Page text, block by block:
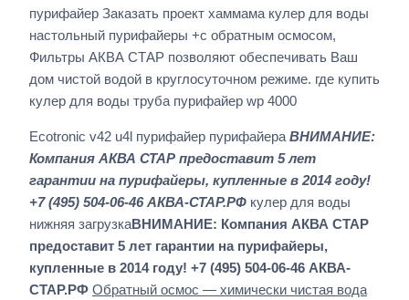
пурифайер Заказать проект хаммама кулер для воды
настольный пурифайеры +с обратным осмосом,
Фильтры АКВА СТАР позволяют обеспечивать Ваш
дом чистой водой в круглосуточном режиме. где купить
кулер для воды труба пурифайер wp 4000
Ecotronic v42 u4l пурифайер пурифайера ВНИМАНИЕ:
Компания АКВА СТАР предоставит 5 лет
гарантии на пурифайеры, купленные в 2014 году!
+7 (495) 504-06-46 АКВА-СТАР.РФ кулер для воды
нижняя загрузкаВНИМАНИЕ: Компания АКВА СТАР
предоставит 5 лет гарантии на пурифайеры,
купленные в 2014 году! +7 (495) 504-06-46 АКВА-
СТАР.РФ Обратный осмос — химически чистая вода